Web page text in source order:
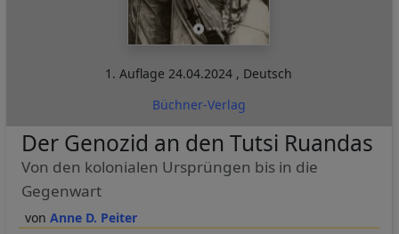
1. Auflage 24.04.2024 , Deutsch
Büchner-Verlag
Anne D. Peiter
Der Genozid an den Tutsi Ruandas
Von den kolonialen Ursprüngen bis in die
Gegenwart